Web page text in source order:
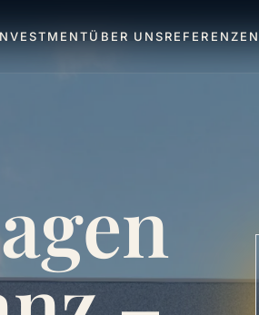
ÜBER UNSREFERENZEN